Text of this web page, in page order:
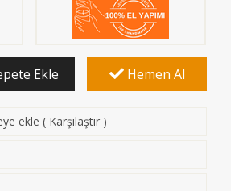
Ekle Hemen Al
ekle ( Karşılaştır )